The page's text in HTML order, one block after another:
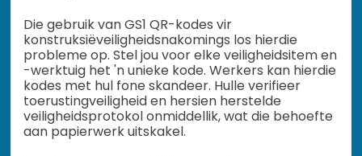
Die gebruik van GS1 QR-kodes vir
konstruksiëveiligheidsnakomings los hierdie
probleme op. Stel jou voor elke veiligheidsitem en
-werktuig het 'n unieke kode. Werkers kan hierdie
kodes met hul fone skandeer. Hulle verifieer
toerustingveiligheid en hersien herstelde
veiligheidsprotokol onmiddellik, wat die behoefte
aan papierwerk uitskakel.